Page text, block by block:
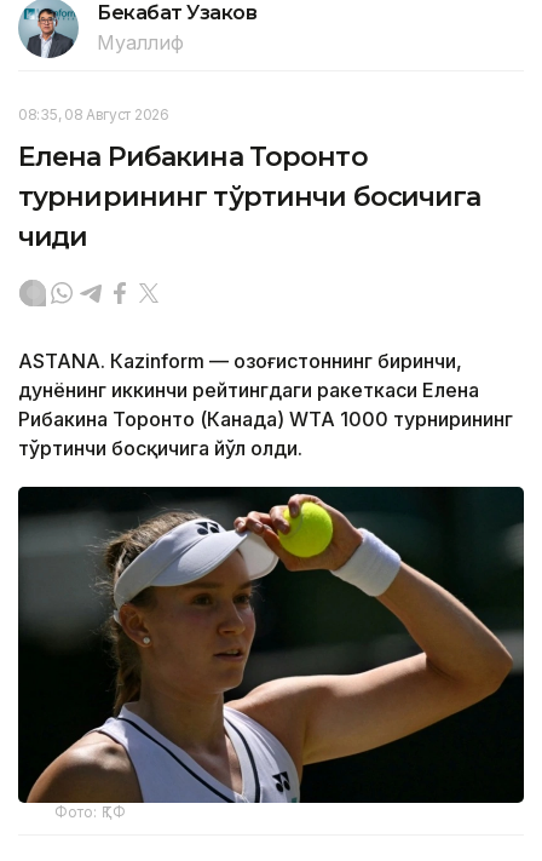
Бекабат Узаков
Муаллиф
08:35, 08 Август 2026
Елена Рибакина Торонто
турнирининг тўртинчи босқичига
чиқди
ASTANА. Кazinform — Қозоғистоннинг биринчи,
дунёнинг иккинчи рейтингдаги ракеткаси Елена
Рибакина Торонто (Канада) WТА 1000 турнирининг
тўртинчи босқичига йўл олди.
Фото: ҚТФ